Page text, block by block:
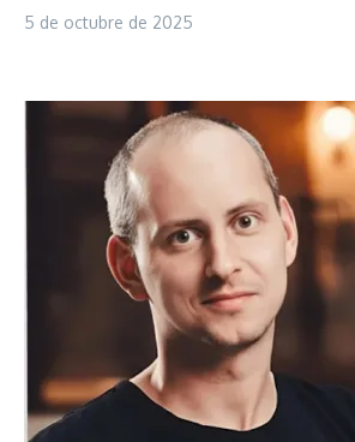
5 de octubre de 2025